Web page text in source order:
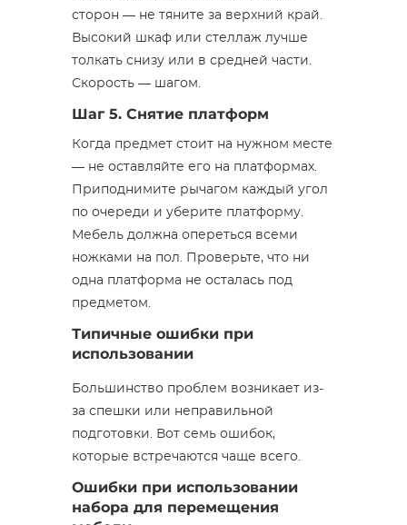
сторон — не тяните за верхний край.
Высокий шкаф или стеллаж лучше
толкать снизу или в средней части.
Скорость — шагом.
Шаг 5. Снятие платформ
Когда предмет стоит на нужном месте
— не оставляйте его на платформах.
Приподнимите рычагом каждый угол
по очереди и уберите платформу.
Мебель должна опереться всеми
ножками на пол. Проверьте, что ни
одна платформа не осталась под
предметом.
Типичные ошибки при
использовании
Большинство проблем возникает из-
за спешки или неправильной
подготовки. Вот семь ошибок,
которые встречаются чаще всего.
Ошибки при использовании
набора для перемещения